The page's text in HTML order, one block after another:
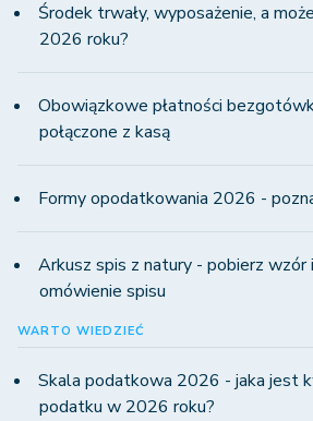
Środek trwały, wyposażenie, a
2026 roku?
Obowiązkowe płatności
połączone z kasą
Formy opodatkowania 2026 -
Arkusz spis z natury - pobierz wzór
omówienie spisu
WARTO WIEDZIEĆ
Skala podatkowa 2026 - jaka jest
podatku w 2026 roku?